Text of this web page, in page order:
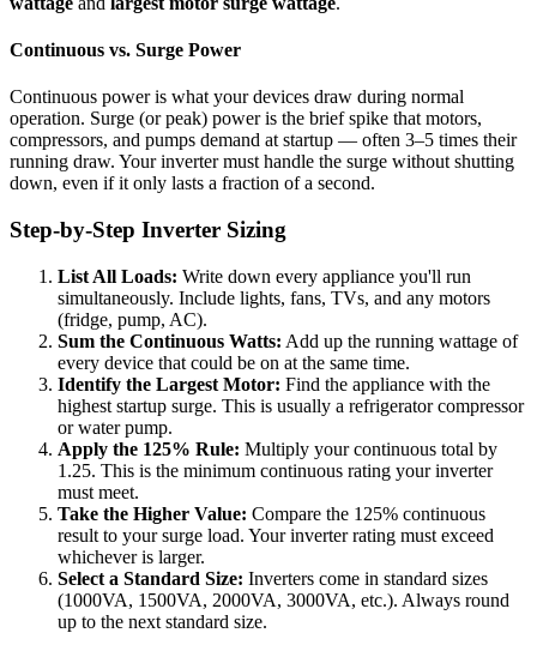
Continuous vs. Surge Power
Continuous power is what your devices draw during normal
operation. Surge (or peak) power is the brief spike that motors,
compressors, and pumps demand at startup — often 3–5 times their
running draw. Your inverter must handle the surge without shutting
down, even if it only lasts a fraction of a second.
Step-by-Step Inverter Sizing
List All Loads: Write down every appliance you'll run
simultaneously. Include lights, fans, TVs, and any motors
(fridge, pump, AC).
Sum the Continuous Watts: Add up the running wattage of
every device that could be on at the same time.
Identify the Largest Motor: Find the appliance with the
highest startup surge. This is usually a refrigerator compressor
or water pump.
Apply the 125% Rule: Multiply your continuous total by
1.25. This is the minimum continuous rating your inverter
must meet.
Take the Higher Value: Compare the 125% continuous
result to your surge load. Your inverter rating must exceed
whichever is larger.
Select a Standard Size: Inverters come in standard sizes
(1000VA, 1500VA, 2000VA, 3000VA, etc.). Always round
up to the next standard size.